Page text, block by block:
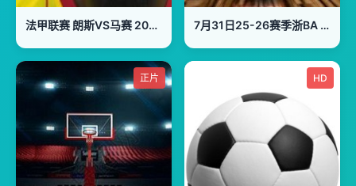
法甲联赛 朗斯VS马赛 20251026 7月31日25-26赛季浙BA 开化58VS68龙游
正片 HD